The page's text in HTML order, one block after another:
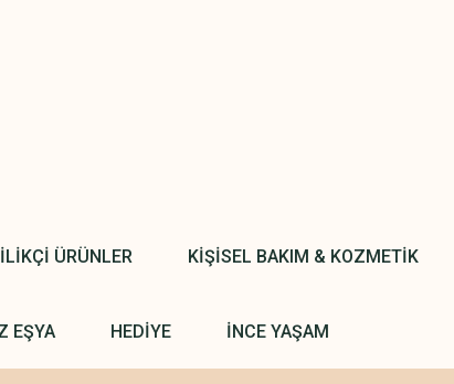
ÜRÜNLER KİŞİSEL BAKIM & KOZMETİK
EŞYA HEDİYE İNCE YAŞAM